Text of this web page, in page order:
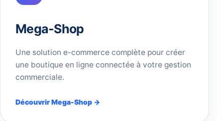
Mega-Shop
Une solution e-commerce complète pour créer
une boutique en ligne connectée à votre gestion
commerciale.
Découvrir Mega-Shop →